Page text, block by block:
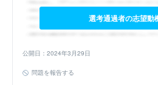
選考通過者の志望動
公開日：2024年3月29日
問題を報告する